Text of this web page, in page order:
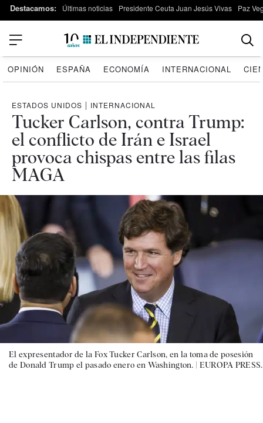
Destacamos: Últimas noticias Presidente Ceuta Juan Jesús Vivas Paz
OPINIÓN ESPAÑA ECONOMÍA INTERNACIONAL
ESTADOS UNIDOS | INTERNACIONAL
Tucker Carlson, contra Trump:
el conflicto de Irán e Israel
provoca chispas entre las filas
MAGA
El expresentador de la Fox Tucker Carlson, en la toma de posesión
de Donald Trump el pasado enero en Washington. | EUROPA PRESS.